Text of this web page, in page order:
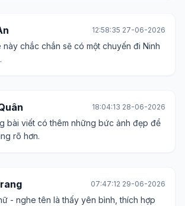
12:58:35 27-06-2026
này chắc chắn sẽ có một chuyến đi Ninh
18:04:13 28-06-2026
bài viết có thêm những bức ảnh đẹp để
rõ hơn.
07:47:12 29-06-2026
- nghe tên là thấy yên bình, thích hợp